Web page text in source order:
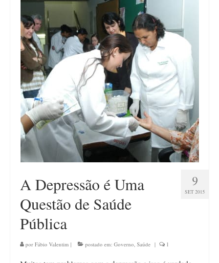
Livros
Projetos
Blog
Contato
9
SET 2015
A Depressão é Uma
Questão de Saúde
Pública
por Fábio Valentim | postado em: Governo, Saúde | 1